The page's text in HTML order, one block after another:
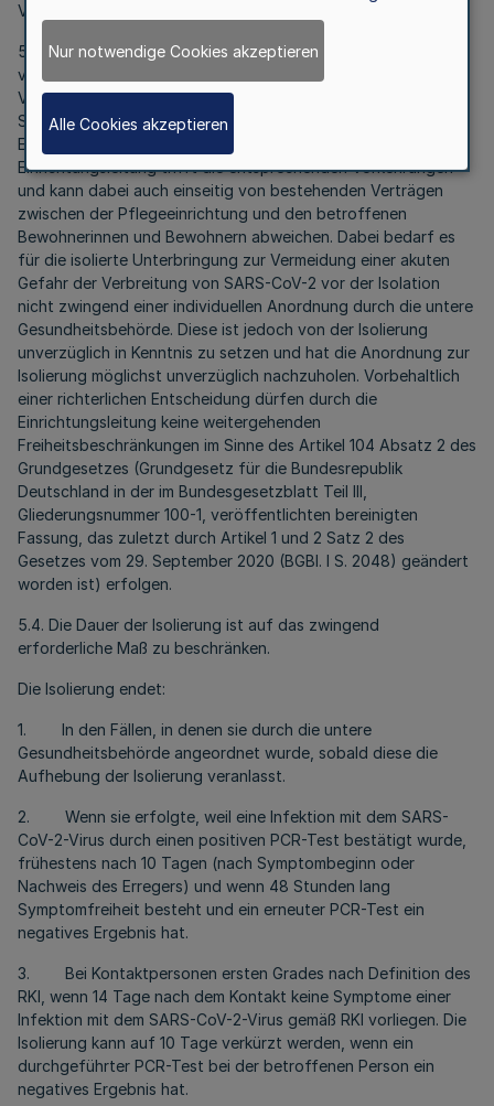
Verlust von Geruchs-/Geschmackssinn.
5.3. Die isolierte Versorgung erfolgt in der Regel in
vorhandenen Einzelzimmern der Einrichtung. Andere
Versorgungskonzepte sind möglich, sofern die Hygiene- und
Schutzanforderungen nach den jeweils geltenden
Empfehlungen des RKI Anwendung finden. Die
Einrichtungsleitung trifft die entsprechenden Vorkehrungen
und kann dabei auch einseitig von bestehenden Verträgen
zwischen der Pflegeeinrichtung und den betroffenen
Bewohnerinnen und Bewohnern abweichen. Dabei bedarf es
für die isolierte Unterbringung zur Vermeidung einer akuten
Gefahr der Verbreitung von SARS-CoV-2 vor der Isolation
nicht zwingend einer individuellen Anordnung durch die untere
Gesundheitsbehörde. Diese ist jedoch von der Isolierung
unverzüglich in Kenntnis zu setzen und hat die Anordnung zur
Isolierung möglichst unverzüglich nachzuholen. Vorbehaltlich
einer richterlichen Entscheidung dürfen durch die
Einrichtungsleitung keine weitergehenden
Freiheitsbeschränkungen im Sinne des Artikel 104 Absatz 2 des
Grundgesetzes (Grundgesetz für die Bundesrepublik
Deutschland in der im Bundesgesetzblatt Teil III,
Gliederungsnummer 100-1, veröffentlichten bereinigten
Fassung, das zuletzt durch Artikel 1 und 2 Satz 2 des
Gesetzes vom 29. September 2020 (BGBl. I S. 2048) geändert
worden ist) erfolgen.
5.4. Die Dauer der Isolierung ist auf das zwingend
erforderliche Maß zu beschränken.
Die Isolierung endet:
1. In den Fällen, in denen sie durch die untere
Gesundheitsbehörde angeordnet wurde, sobald diese die
Aufhebung der Isolierung veranlasst.
2. Wenn sie erfolgte, weil eine Infektion mit dem SARS-
CoV-2-Virus durch einen positiven PCR-Test bestätigt wurde,
frühestens nach 10 Tagen (nach Symptombeginn oder
Nachweis des Erregers) und wenn 48 Stunden lang
Symptomfreiheit besteht und ein erneuter PCR-Test ein
negatives Ergebnis hat.
3. Bei Kontaktpersonen ersten Grades nach Definition des
RKI, wenn 14 Tage nach dem Kontakt keine Symptome einer
Infektion mit dem SARS-CoV-2-Virus gemäß RKI vorliegen. Die
Isolierung kann auf 10 Tage verkürzt werden, wenn ein
durchgeführter PCR-Test bei der betroffenen Person ein
negatives Ergebnis hat.
Nur notwendige Cookies akzeptieren
Alle Cookies akzeptieren